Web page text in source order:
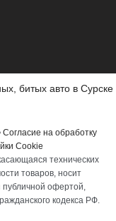
битых авто в Сурске
Согласие на обработку
Cookie
технических
товаров, носит
офертой,
кодекса РФ.